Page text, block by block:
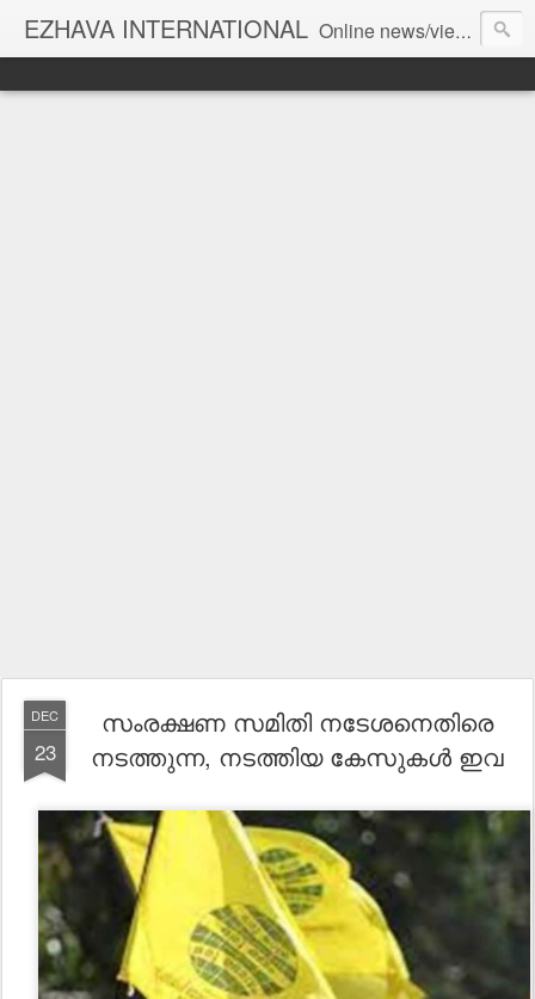
EZHAVA INTERNATIONAL Online news/views JOURNAL... Connecting the community worldwide Editorial Director: Prem Chandran
DEC
23
സംരക്ഷണ സമിതി നടേശനെതിരെ
നടത്തുന്ന, നടത്തിയ കേസുകൾ ഇവ